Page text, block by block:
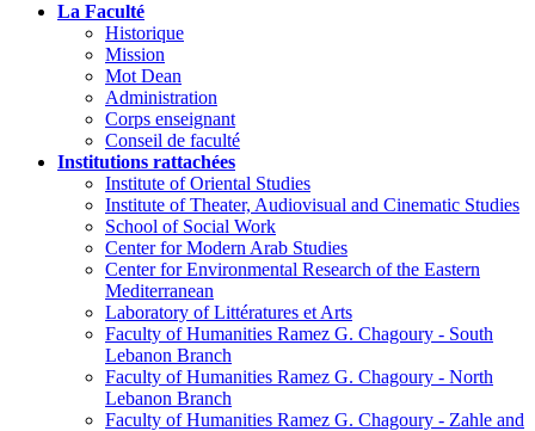
La Faculté
Historique
Mission
Mot Dean
Administration
Corps enseignant
Conseil de faculté
Institutions rattachées
Institute of Oriental Studies
Institute of Theater, Audiovisual and Cinematic Studies
School of Social Work
Center for Modern Arab Studies
Center for Environmental Research of the Eastern
Mediterranean
Laboratory of Littératures et Arts
Faculty of Humanities Ramez G. Chagoury - South
Lebanon Branch
Faculty of Humanities Ramez G. Chagoury - North
Lebanon Branch
Faculty of Humanities Ramez G. Chagoury - Zahle and